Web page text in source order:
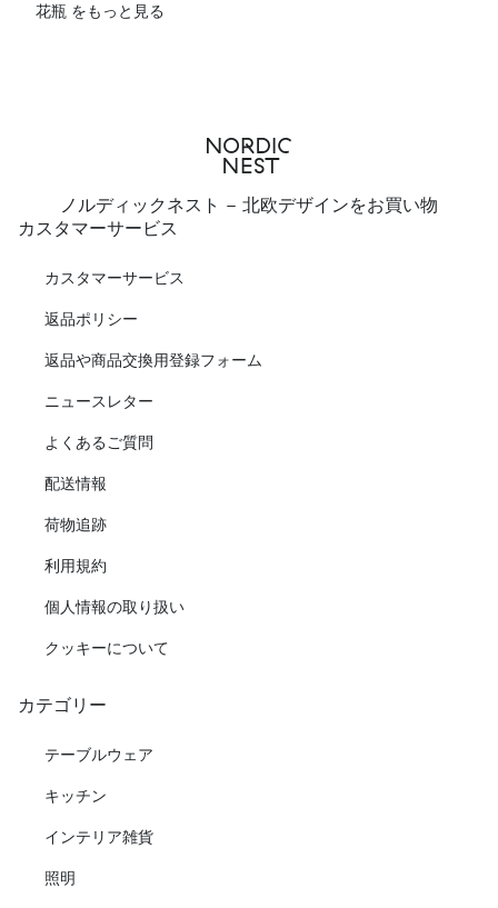
花瓶 をもっと見る
ノルディックネスト - 北欧デザインをお買い物
カスタマーサービス
カスタマーサービス
返品ポリシー
返品や商品交換用登録フォーム
ニュースレター
よくあるご質問
配送情報
荷物追跡
利用規約
個人情報の取り扱い
クッキーについて
カテゴリー
テーブルウェア
キッチン
インテリア雑貨
照明